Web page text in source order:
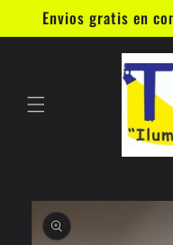
directamente
al contenido
Envios gratis en
directamente
información